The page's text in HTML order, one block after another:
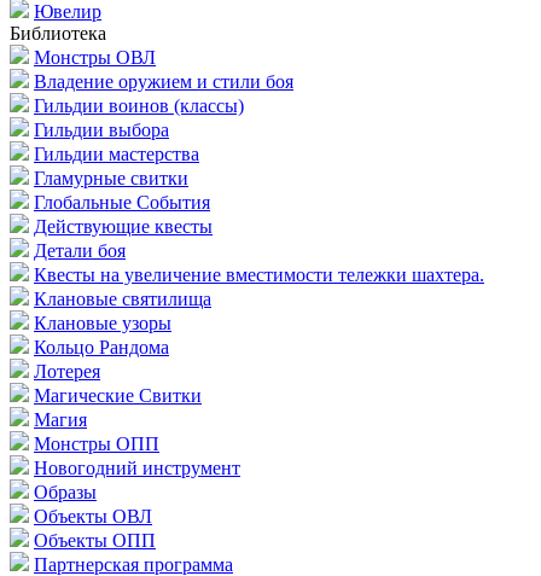
Ювелир
Библиотека
Монстры ОВЛ
Владение оружием и стили боя
Гильдии воинов (классы)
Гильдии выбора
Гильдии мастерства
Гламурные свитки
Глобальные События
Действующие квесты
Детали боя
Квесты на увеличение вместимости тележки шахтера.
Клановые святилища
Клановые узоры
Кольцо Рандома
Лотерея
Магические Свитки
Магия
Монстры ОПП
Новогодний инструмент
Образы
Объекты ОВЛ
Объекты ОПП
Партнерская программа